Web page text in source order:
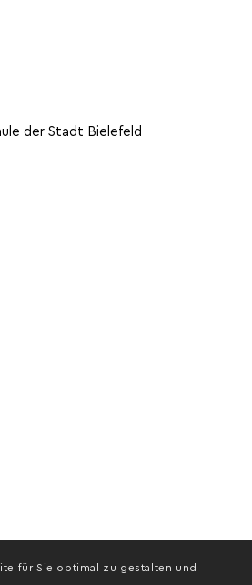
der Stadt Bielefeld
für Sie optimal zu gestalten und